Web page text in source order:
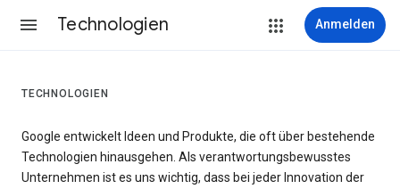
Technologien Anmelden
TECHNOLOGIEN
Google entwickelt Ideen und Produkte, die oft über bestehende
Technologien hinausgehen. Als verantwortungsbewusstes
Unternehmen ist es uns wichtig, dass bei jeder Innovation der